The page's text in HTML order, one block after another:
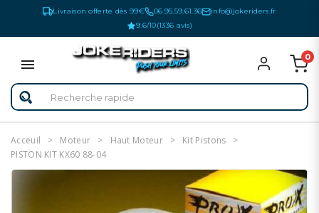
Livraison offerte dès 99€ 06.95.59.61.36
info@jokeriders.fr
9.6/10(1336 avis)
0
Acceuil Moteur Haut Moteur
Kit Pistons
PISTON KIT KX60 88-04